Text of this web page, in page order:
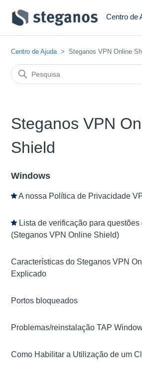
Centro de
Centro de Ajuda Steganos VPN Online
Steganos VPN
Shield
Windows
A nossa Política de Privacidade
Lista de verificação para
(Steganos VPN Online Shield)
Características do Steganos VPN
Explicado
Portos bloqueados
Problemas/reinstalação TAP
Como Habilitar a Utilização de um